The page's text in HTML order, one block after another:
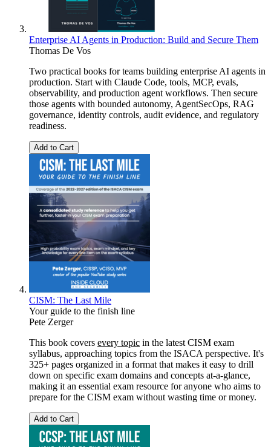
Enterprise AI Agents in Production: Build and Secure Them
Thomas De Vos
Two practical books for teams building enterprise AI agents in
production. Start with Claude Code, tools, MCP, evals,
observability, and production agent workflows. Then secure
those agents with bounded autonomy, AgentSecOps, RAG
governance, identity controls, audit evidence, and regulatory
readiness.
Add to Cart
CISM: The Last Mile
Your guide to the finish line
Pete Zerger
This book covers every topic in the latest CISM exam
syllabus, approaching topics from the ISACA perspective. It's
325+ pages organized in a format that makes it easy to drill
down on specific exam domains and concepts at-a-glance,
making it an essential exam resource for anyone who aims to
prepare for the CISM exam without wasting time or money.
Add to Cart